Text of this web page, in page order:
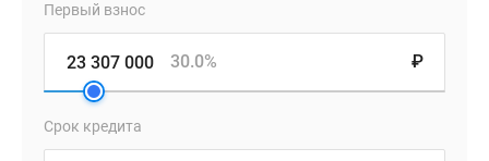
Первый взнос
₽
30.0%
Срок кредита